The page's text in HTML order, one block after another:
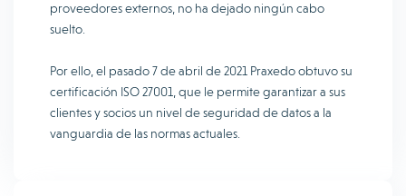
proveedores externos, no ha dejado ningún cabo
suelto.
Por ello, el pasado 7 de abril de 2021 Praxedo obtuvo su
certificación ISO 27001, que le permite garantizar a sus
clientes y socios un nivel de seguridad de datos a la
vanguardia de las normas actuales.